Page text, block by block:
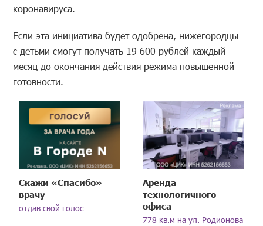
коронавируса.
Если эта инициатива будет одобрена, нижегородцы
с детьми смогут получать 19 600 рублей каждый
месяц до окончания действия режима повышенной
готовности.
Скажи «Спасибо»
врачу
отдав свой голос
Аренда
технологичного
офиса
778 кв.м на ул. Родионова